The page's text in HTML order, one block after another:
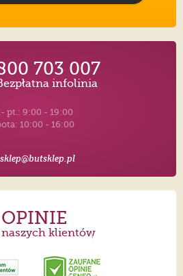
703 007
infolinia
pt.: 9:00 - 19:00
10:00 - 16:00
OPINIE
naszych klientów